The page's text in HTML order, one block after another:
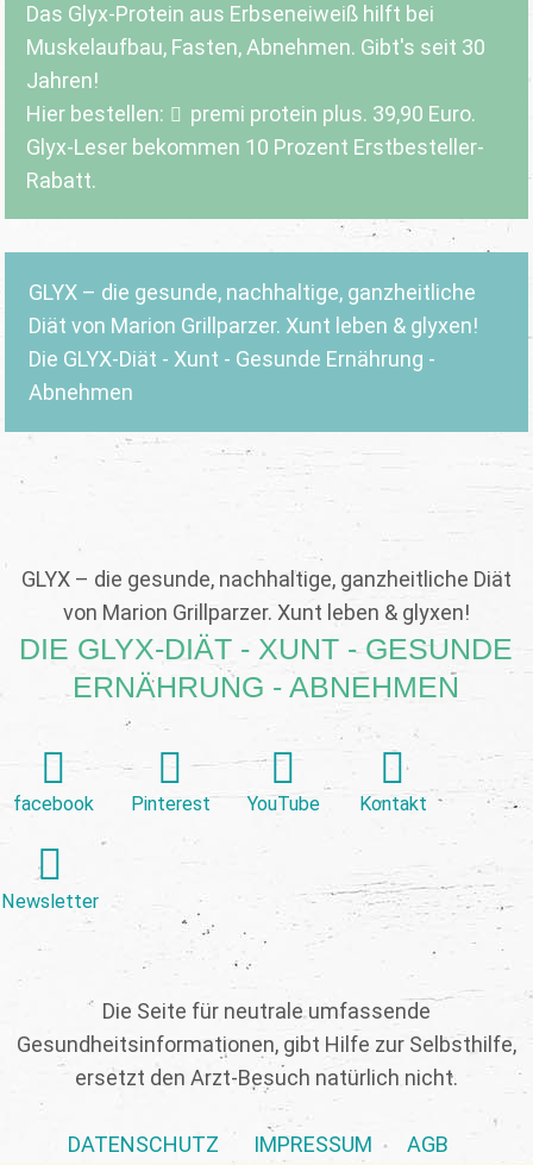
Das Glyx-Protein aus Erbseneiweiß hilft bei
Muskelaufbau, Fasten, Abnehmen. Gibt's seit 30
Jahren!
Hier bestellen:
premi protein plus. 39,90 Euro.
Glyx-Leser bekommen 10 Prozent Erstbesteller-
Rabatt.
GLYX – die gesunde, nachhaltige, ganzheitliche
Diät von Marion Grillparzer. Xunt leben & glyxen!
Die GLYX-Diät - Xunt - Gesunde Ernährung -
Abnehmen
GLYX – die gesunde, nachhaltige, ganzheitliche Diät
von Marion Grillparzer. Xunt leben & glyxen!
DIE GLYX-DIÄT - XUNT - GESUNDE
ERNÄHRUNG - ABNEHMEN
facebook Pinterest YouTube Kontakt
Newsletter
Die Seite für neutrale umfassende
Gesundheitsinformationen, gibt Hilfe zur Selbsthilfe,
ersetzt den Arzt-Besuch natürlich nicht.
DATENSCHUTZ IMPRESSUM AGB